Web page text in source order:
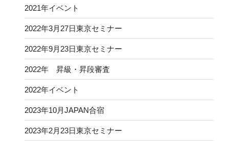
2021年イベント
2022年3月27日東京セミナー
2022年9月23日東京セミナー
2022年 昇級・昇段審査
2022年イベント
2023年10月JAPAN合宿
2023年2月23日東京セミナー